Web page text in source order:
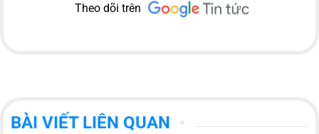
Theo dõi trên
BÀI VIẾT LIÊN QUAN